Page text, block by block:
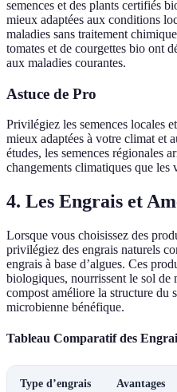
semences et des plants certifiés
mieux adaptées aux conditions
maladies sans traitement
tomates et de courgettes bio ont
aux maladies courantes.
Astuce de Pro
Privilégiez les semences locales
mieux adaptées à votre climat et
études, les semences régionales
changements climatiques que les
4. Les Engrais et
Lorsque vous choisissez des
privilégiez des engrais naturels
engrais à base d’algues. Ces
biologiques, nourrissent le sol de
compost améliore la structure du
microbienne bénéfique.
Tableau Comparatif des
Type d’engrais Avantages